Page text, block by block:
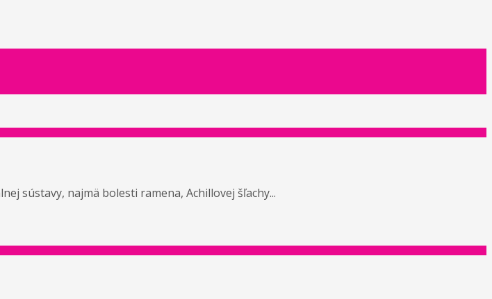
sústavy, najmä bolesti ramena, Achillovej šľachy...